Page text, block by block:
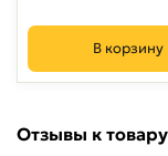
В корзину
Отзывы к